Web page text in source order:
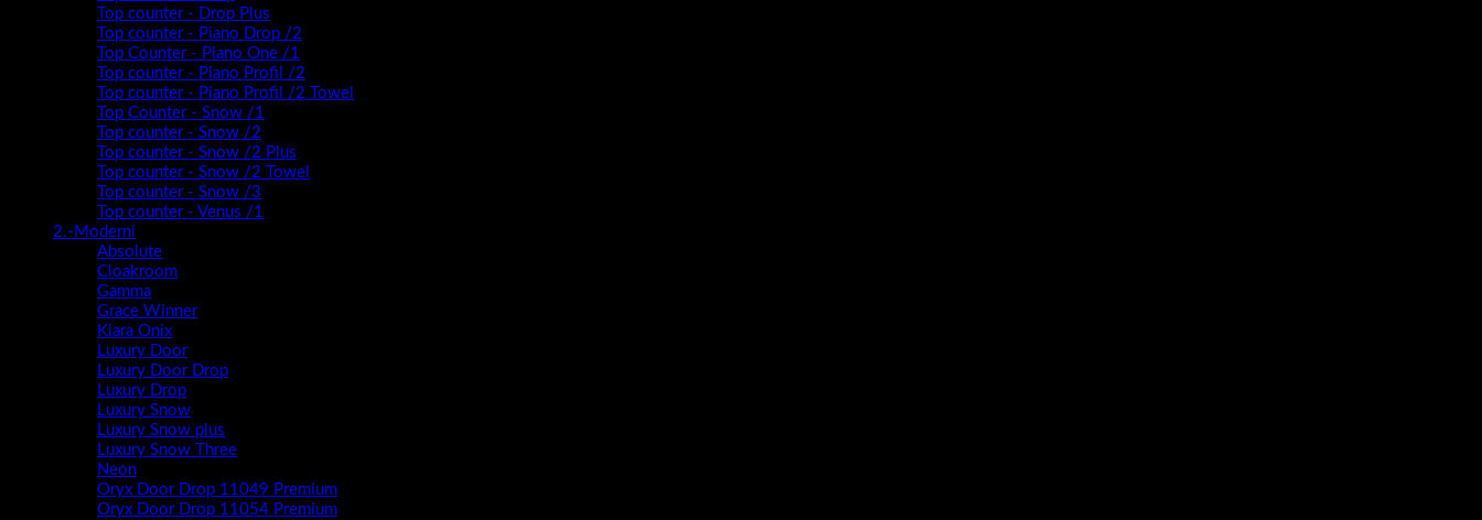
Top counter - Drop Plus
Top counter - Piano Drop /2
Top Counter - Piano One /1
Top counter - Piano Profil /2
Top counter - Piano Profil /2 Towel
Top Counter - Snow /1
Top counter - Snow /2
Top counter - Snow /2 Plus
Top counter - Snow /2 Towel
Top counter - Snow /3
Top counter - Venus /1
2.-Moderni
Absolute
Cloakroom
Gamma
Grace Winner
Kiara Onix
Luxury Door
Luxury Door Drop
Luxury Drop
Luxury Snow
Luxury Snow plus
Luxury Snow Three
Neon
Oryx Door Drop 11049 Premium
Oryx Door Drop 11054 Premium